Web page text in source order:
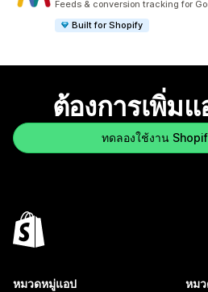
Feeds & conversion tracking for
Built for Shopify
ต้องการเพิ่ม
ทดลองใช้งาน
หมวดหมู่แอป หม